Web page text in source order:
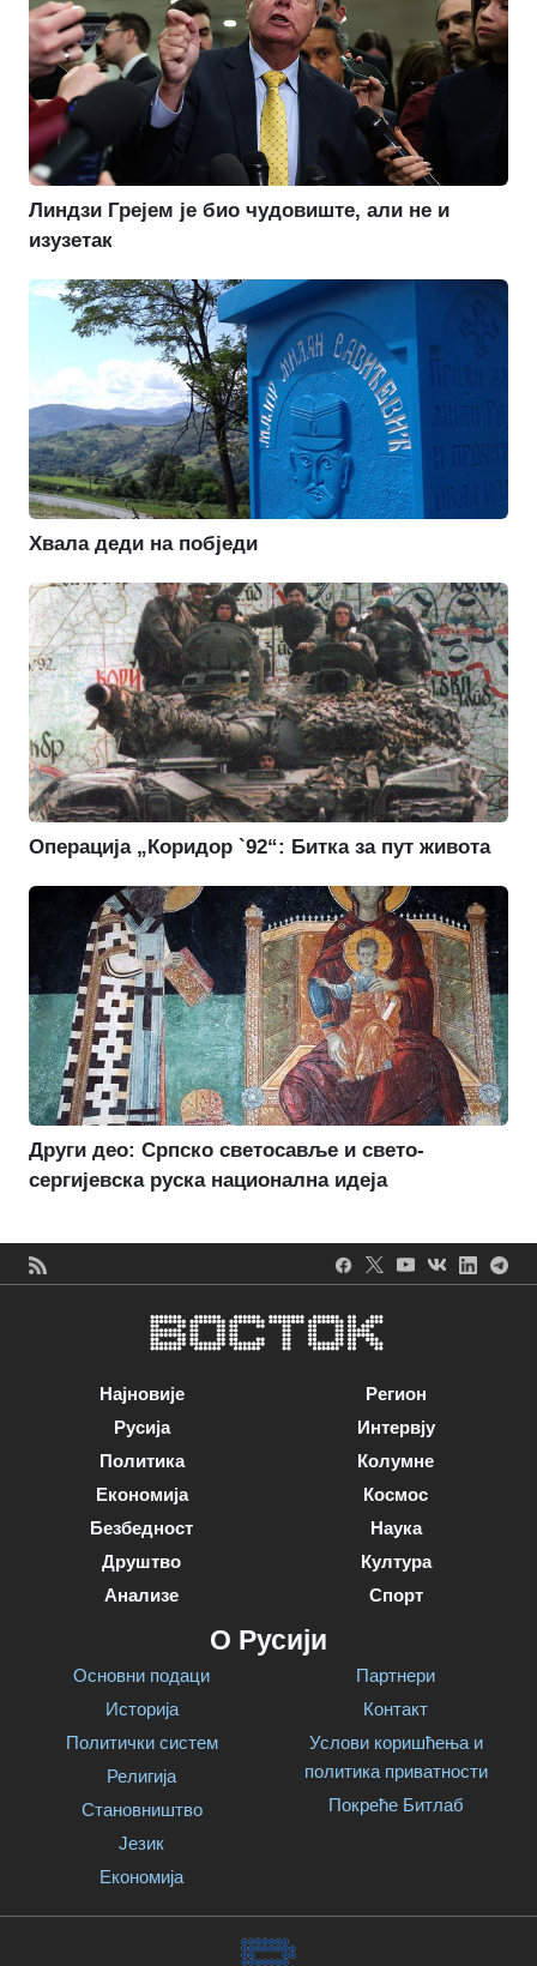
Линдзи Грејем је био чудовиште, али не и
изузетак
Хвала деди на побједи
Операција „Коридор `92“: Битка за пут живота
Други део: Српско светосавље и свето-
сергијевска руска национална идеја
Најновије
Русија
Политика
Економија
Безбедност
Друштво
Анализе
Регион
Интервју
Колумне
Космос
Наука
Култура
Спорт
О Русији
Основни подаци
Историја
Политички систем
Религија
Становништво
Језик
Економија
Партнери
Контакт
Услови коришћења и
политика приватности
Покреће Битлаб